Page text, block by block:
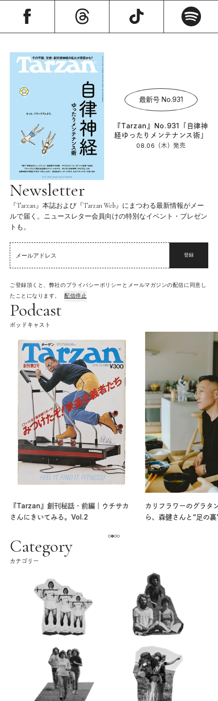
最新号 No.931
『Tarzan』No.931「自律神
経ゆったりメンテナンス術」
08.06（木）発売
Newsletter
『Tarzan』本誌および『Tarzan Web』にまつわる最新情報がメー
ルで届く。ニュースレター会員向けの特別なイベント・プレゼン
トも。
登録
ご登録頂くと、弊社のプライバシーポリシーとメールマガジンの配信に同意し
たことになります。
配信停止
Podcast
ポッドキャスト
『Tarzan』創刊秘話・前編｜ウチサカ
さんにきいてみる。Vol.2
カリフラワーのグラタ
ら、森健さんと“足の
Category
カテゴリー